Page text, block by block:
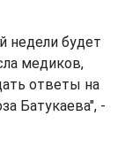
недели будет
медиков,
ответы на
Батукаева", -